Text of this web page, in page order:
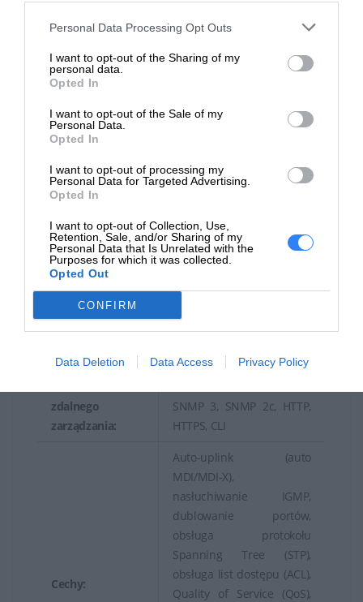
Personal Data Processing Opt Outs
I want to opt-out of the Sharing of my
personal data.
Opted In
I want to opt-out of the Sale of my
Personal Data.
Opted In
I want to opt-out of processing my
Personal Data for Targeted Advertising.
Opted In
I want to opt-out of Collection, Use,
Retention, Sale, and/or Sharing of my
Personal Data that Is Unrelated with the
Purposes for which it was collected.
Opted Out
CONFIRM
Data Deletion Data Access Privacy Policy
Wykonanie:
przełączania: 176 Gbps
Pojemność:
Trasy statyczne: 32
Wpisy w tabeli routingu
Wpisy w tabeli routingu
IPv6: 32
adresów MAC:
16384 wpisów
Obsługiwane
ramki Jumbo:
IGMP, VRRP, routing
statyczny IPv4, routing
statyczny IPv6, ECMP
zdalnego
zarządzania:
SNMP 3, SNMP 2c, HTTP,
HTTPS, CLI
Cechy:
Auto-uplink (auto
MDI/MDI-X),
nasłuchiwanie IGMP,
dublowanie portów,
obsługa protokołu
Spanning Tree (STP),
obsługa list dostępu (ACL),
Quality of Service (QoS),